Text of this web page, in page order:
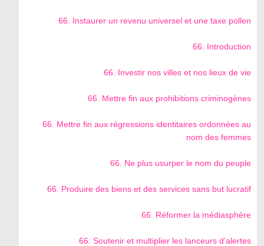
66. Instaurer un revenu universel et une taxe pollen
66. Introduction
66. Investir nos villes et nos lieux de vie
66. Mettre fin aux prohibitions criminogènes
66. Mettre fin aux régressions identitaires ordonnées au
nom des femmes
66. Ne plus usurper le nom du peuple
66. Produire des biens et des services sans but lucratif
66. Réformer la médiasphère
66. Soutenir et multiplier les lanceurs d’alertes